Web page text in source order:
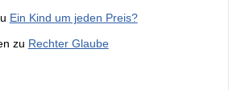
Ein Kind um jeden Preis?
zu Rechter Glaube